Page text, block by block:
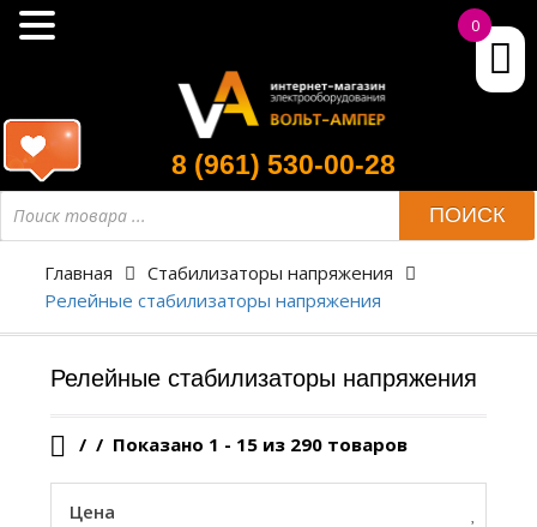
8 (961) 530-00-28
товара
ПОИСК
Главная
Стабилизаторы напряжения
Релейные стабилизаторы напряжения
Релейные стабилизаторы напряжения
/ Показано 1 - 15 из 290 товаров
Цена
0